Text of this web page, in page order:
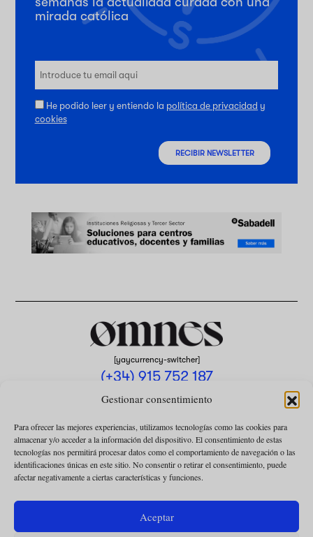
Gestionar consentimiento
Para ofrecer las mejores experiencias, utilizamos tecnologías como las cookies para
almacenar y/o acceder a la información del dispositivo. El consentimiento de estas
tecnologías nos permitirá procesar datos como el comportamiento de navegación o las
identificaciones únicas en este sitio. No consentir o retirar el consentimiento, puede
afectar negativamente a ciertas características y funciones.
Aceptar
mirada católica
He podido leer y entiendo la política de privacidad y
cookies
RECIBIR NEWSLETTER
[yaycurrency-switcher]
(+34) 915 752 187
omnes@omnesmag.com
POLÍTICA DE PRIVACIDAD
USO DE COOKIES